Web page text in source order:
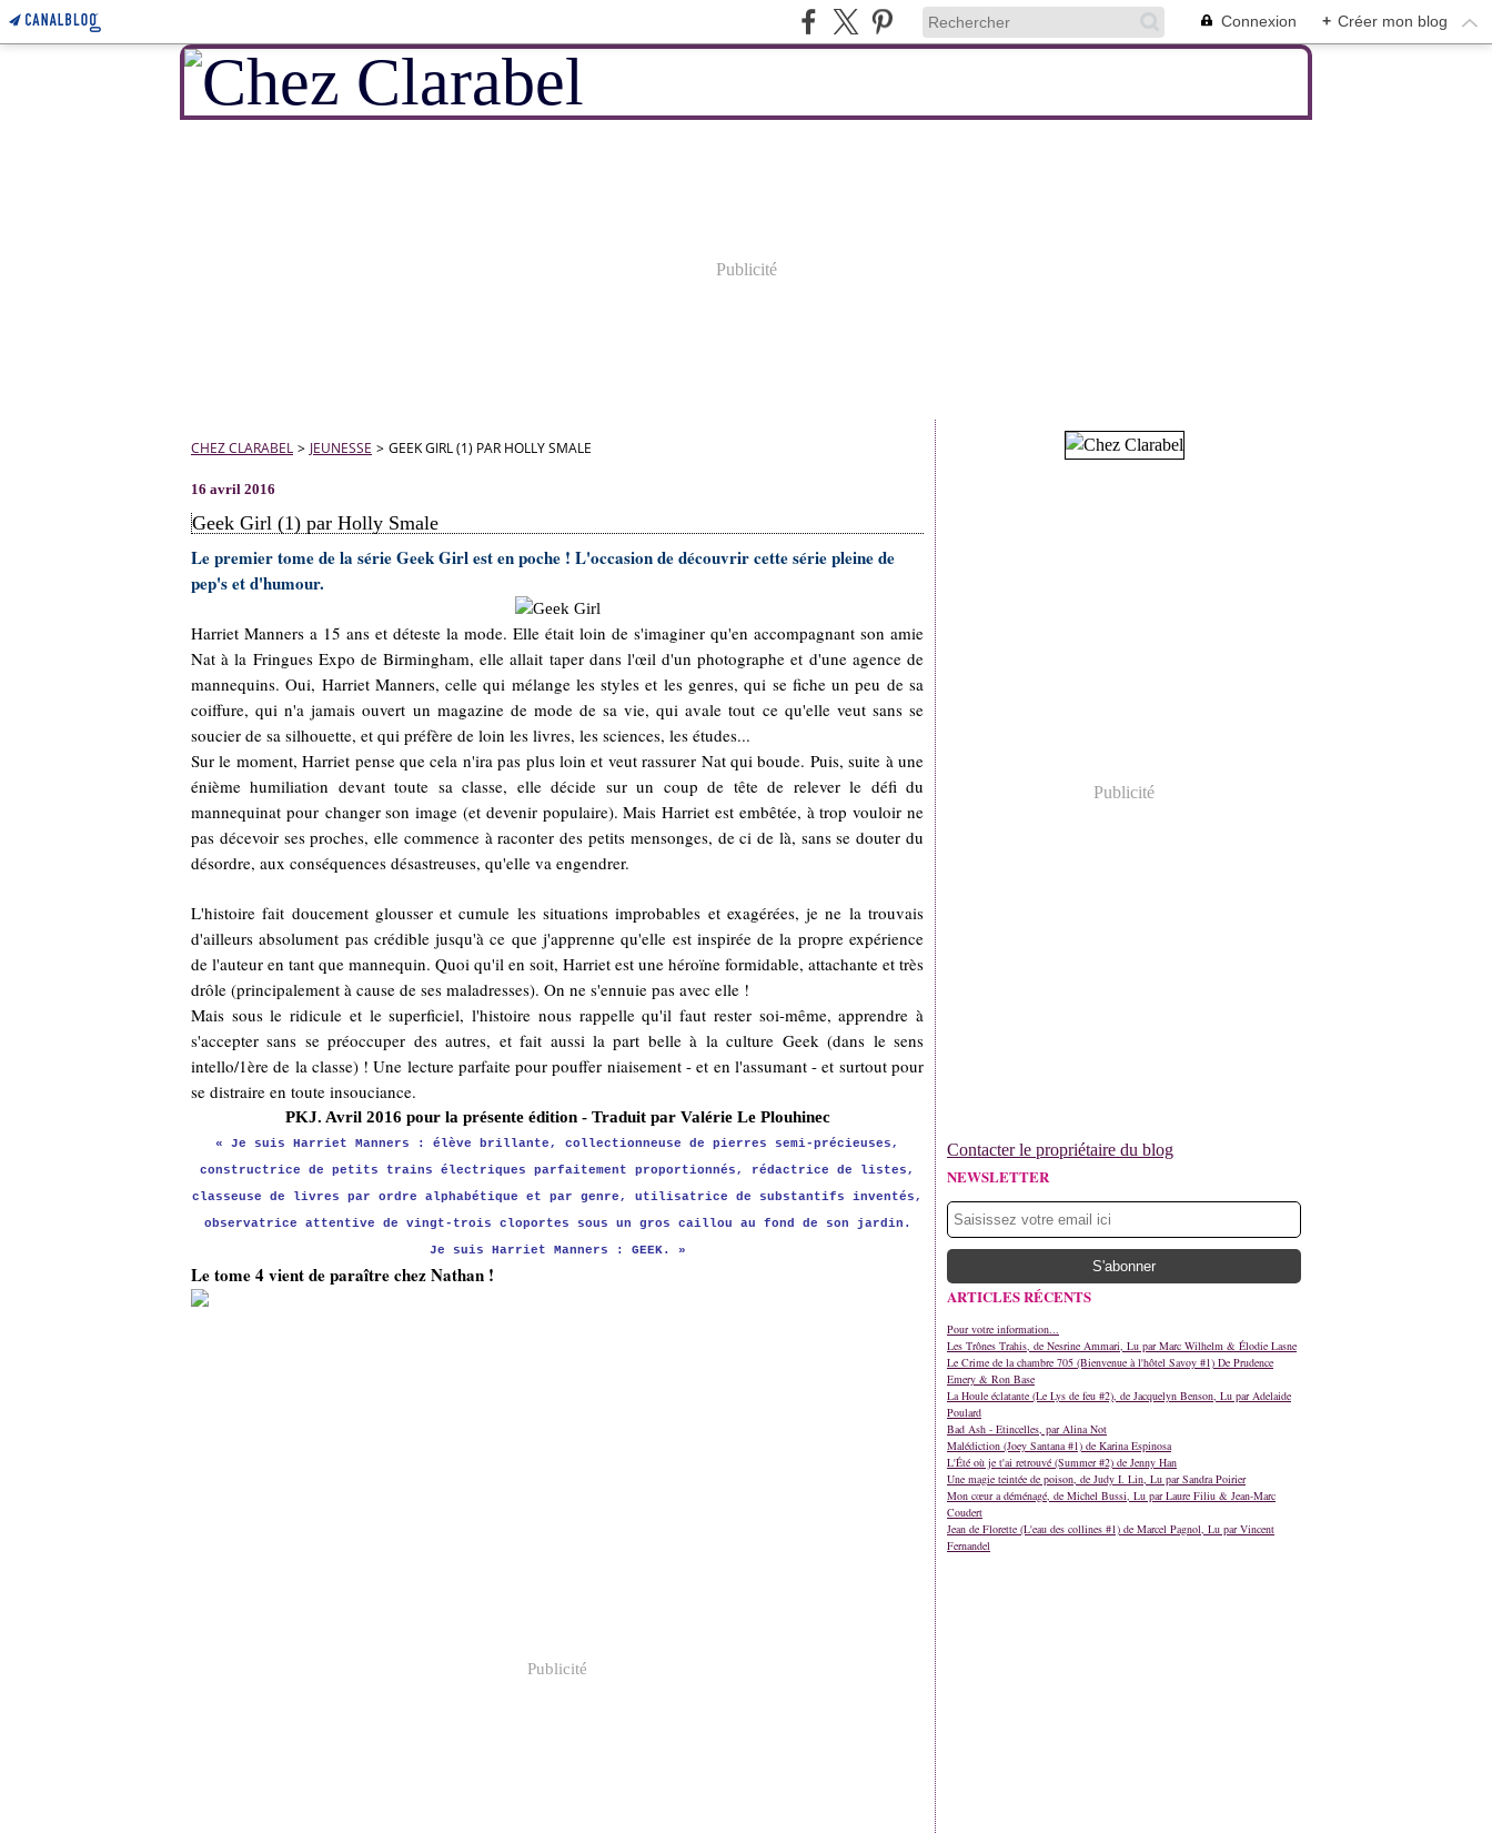
Connexion + Créer mon blog
Publicité
CHEZ CLARABEL > JEUNESSE > GEEK GIRL (1) PAR HOLLY SMALE
16 avril 2016
Geek Girl (1) par Holly Smale
Le premier tome de la série Geek Girl est en poche ! L'occasion de découvrir cette série pleine de
pep's et d'humour.
Harriet Manners a 15 ans et déteste la mode. Elle était loin de s'imaginer qu'en accompagnant son amie
Nat à la Fringues Expo de Birmingham, elle allait taper dans l'œil d'un photographe et d'une agence de
mannequins. Oui, Harriet Manners, celle qui mélange les styles et les genres, qui se fiche un peu de sa
coiffure, qui n'a jamais ouvert un magazine de mode de sa vie, qui avale tout ce qu'elle veut sans se
soucier de sa silhouette, et qui préfère de loin les livres, les sciences, les études...
Sur le moment, Harriet pense que cela n'ira pas plus loin et veut rassurer Nat qui boude. Puis, suite à une
énième humiliation devant toute sa classe, elle décide sur un coup de tête de relever le défi du
mannequinat pour changer son image (et devenir populaire). Mais Harriet est embêtée, à trop vouloir ne
pas décevoir ses proches, elle commence à raconter des petits mensonges, de ci de là, sans se douter du
désordre, aux conséquences désastreuses, qu'elle va engendrer.
L'histoire fait doucement glousser et cumule les situations improbables et exagérées, je ne la trouvais
d'ailleurs absolument pas crédible jusqu'à ce que j'apprenne qu'elle est inspirée de la propre expérience
de l'auteur en tant que mannequin. Quoi qu'il en soit, Harriet est une héroïne formidable, attachante et très
drôle (principalement à cause de ses maladresses). On ne s'ennuie pas avec elle !
Mais sous le ridicule et le superficiel, l'histoire nous rappelle qu'il faut rester soi-même, apprendre à
s'accepter sans se préoccuper des autres, et fait aussi la part belle à la culture Geek (dans le sens
intello/1ère de la classe) ! Une lecture parfaite pour pouffer niaisement - et en l'assumant - et surtout pour
se distraire en toute insouciance.
PKJ. Avril 2016 pour la présente édition - Traduit par Valérie Le Plouhinec
« Je suis Harriet Manners : élève brillante, collectionneuse de pierres semi-précieuses,
constructrice de petits trains électriques parfaitement proportionnés, rédactrice de listes,
classeuse de livres par ordre alphabétique et par genre, utilisatrice de substantifs inventés,
observatrice attentive de vingt-trois cloportes sous un gros caillou au fond de son jardin.
Je suis Harriet Manners : GEEK. »
Le tome 4 vient de paraître chez Nathan !
Publicité
Publicité
Contacter le propriétaire du blog
NEWSLETTER
ARTICLES RÉCENTS
Pour votre information...
Les Trônes Trahis, de Nesrine Ammari, Lu par Marc Wilhelm & Élodie Lasne
Le Crime de la chambre 705 (Bienvenue à l'hôtel Savoy #1) De Prudence
Emery & Ron Base
La Houle éclatante (Le Lys de feu #2), de Jacquelyn Benson, Lu par Adelaide
Poulard
Bad Ash - Etincelles, par Alina Not
Malédiction (Joey Santana #1) de Karina Espinosa
L'Été où je t'ai retrouvé (Summer #2) de Jenny Han
Une magie teintée de poison, de Judy I. Lin, Lu par Sandra Poirier
Mon cœur a déménagé, de Michel Bussi, Lu par Laure Filiu & Jean-Marc
Coudert
Jean de Florette (L'eau des collines #1) de Marcel Pagnol, Lu par Vincent
Fernandel